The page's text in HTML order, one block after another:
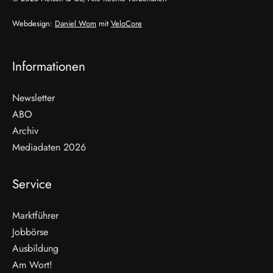
Webdesign: Daniel Wom mit VeloCore
Informationen
Newsletter
ABO
Archiv
Mediadaten 2026
Service
Marktführer
Jobbörse
Ausbildung
Am Wort!